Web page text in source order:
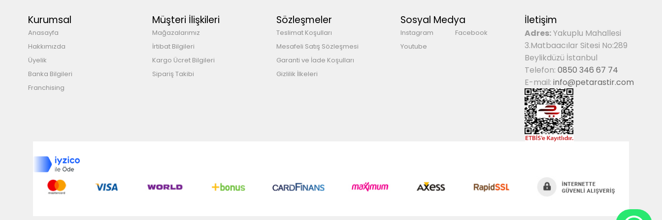
Kurumsal
Anasayfa
Hakkımızda
Üyelik
Banka Bilgileri
Franchising
Müşteri İlişkileri
Mağazalarımız
İrtibat Bilgileri
Kargo Ücret Bilgileri
Sipariş Takibi
Sözleşmeler
Teslimat Koşulları
Mesafeli Satış Sözleşmesi
Garanti ve İade Koşulları
Gizlilik İlkeleri
Sosyal Medya
Instagram
Facebook
Youtube
İletişim
Adres:Yakuplu Mahallesi
3.Matbaacılar Sitesi No:289
Beylikdüzü İstanbul
Telefon: 0850 346 67 74
E-mail: info@petarastir.com